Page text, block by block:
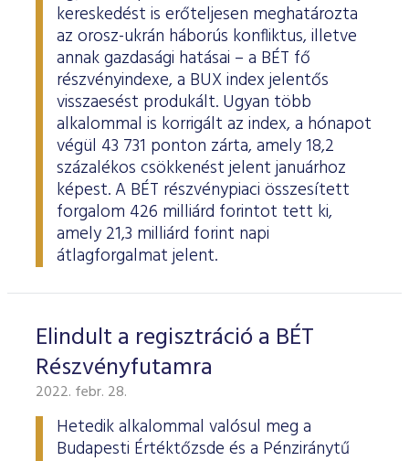
ESG Útmutató
kereskedést is erőteljesen meghatározta
az orosz-ukrán háborús konfliktus, illetve
annak gazdasági hatásai – a BÉT fő
részvényindexe, a BUX index jelentős
visszaesést produkált. Ugyan több
alkalommal is korrigált az index, a hónapot
végül 43 731 ponton zárta, amely 18,2
százalékos csökkenést jelent januárhoz
képest. A BÉT részvénypiaci összesített
forgalom 426 milliárd forintot tett ki,
amely 21,3 milliárd forint napi
átlagforgalmat jelent.
Elindult a regisztráció a BÉT
Részvényfutamra
2022. febr. 28.
Hetedik alkalommal valósul meg a
Budapesti Értéktőzsde és a Pénziránytű